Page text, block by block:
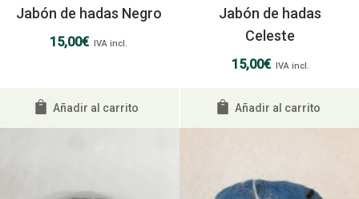
Jabón de hadas Negro
15,00€ IVA incl.
Añadir al carrito
Jabón de hadas
Celeste
15,00€ IVA incl.
Añadir al carrito